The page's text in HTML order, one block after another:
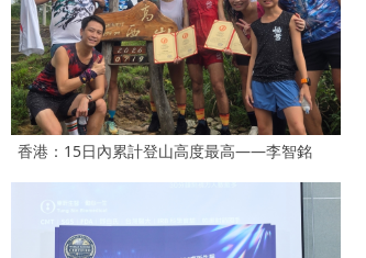
香港：15日內累計登山高度最高——李智銘